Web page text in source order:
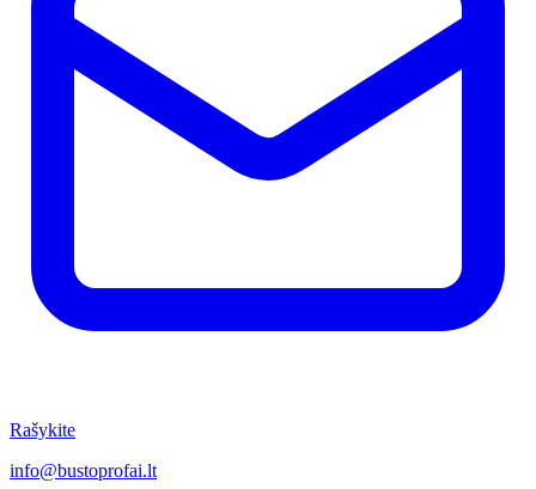
Rašykite
info@bustoprofai.lt